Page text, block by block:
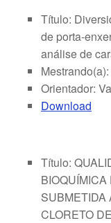
Título:
de porta-
análise de
Orientador:
Download
Título:
SUBMETIDA
CLORETO